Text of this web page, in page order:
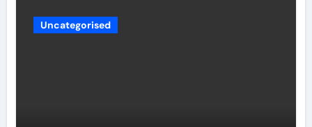
Uncategorised